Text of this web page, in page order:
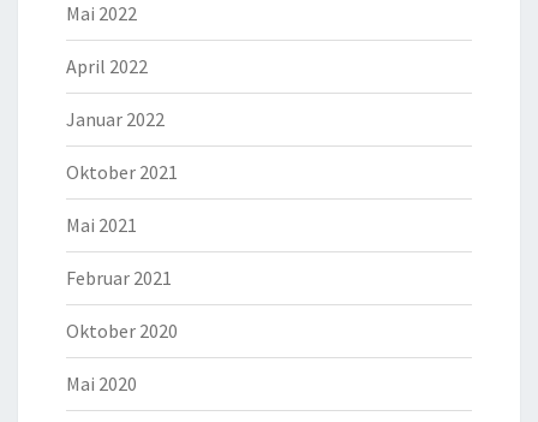
Mai 2022
April 2022
Januar 2022
Oktober 2021
Mai 2021
Februar 2021
Oktober 2020
Mai 2020